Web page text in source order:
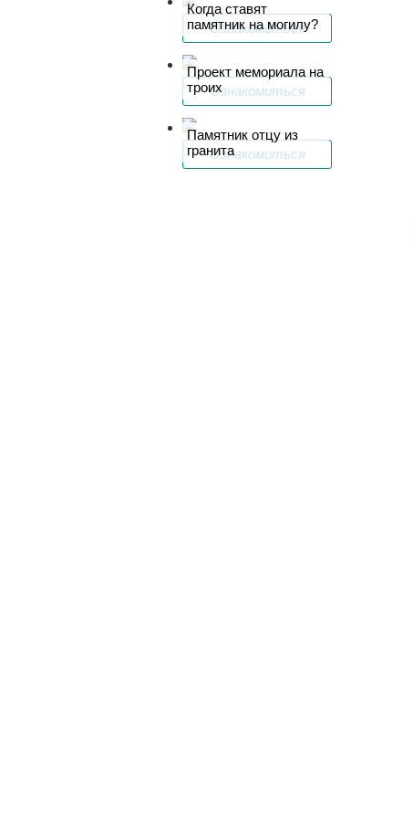
Когда ставят
памятник на могилу?
Ознакомиться
Проект мемориала на
троихОзнакомиться
Памятник отцу из
гранитаОзнакомиться